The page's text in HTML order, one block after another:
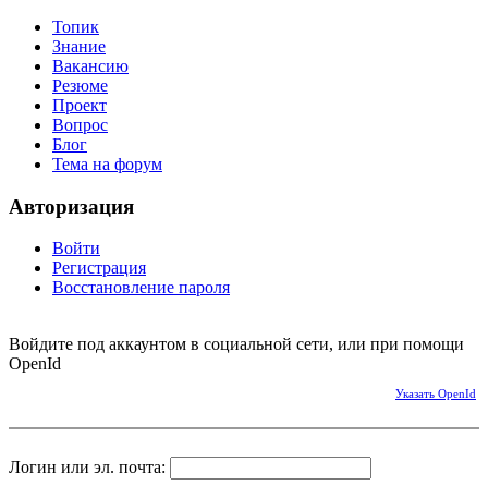
Топик
Знание
Вакансию
Резюме
Проект
Вопрос
Блог
Тема на форум
Авторизация
Войти
Регистрация
Восстановление пароля
Войдите под аккаунтом в социальной сети, или при помощи
OpenId
Указать OpenId
Логин или эл. почта: